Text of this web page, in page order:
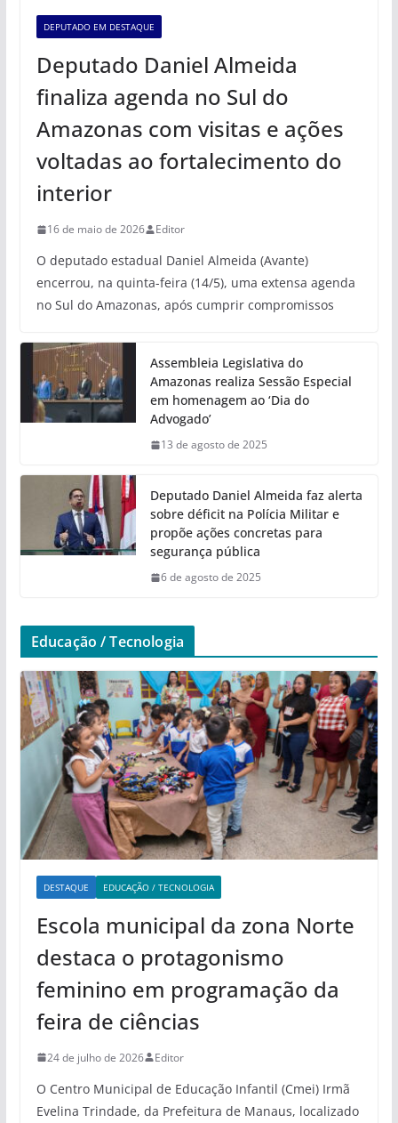
DEPUTADO EM DESTAQUE
Deputado Daniel Almeida
finaliza agenda no Sul do
Amazonas com visitas e ações
voltadas ao fortalecimento do
interior
16 de maio de 2026 Editor
O deputado estadual Daniel Almeida (Avante)
encerrou, na quinta-feira (14/5), uma extensa agenda
no Sul do Amazonas, após cumprir compromissos
Assembleia Legislativa do
Amazonas realiza Sessão Especial
em homenagem ao ‘Dia do
Advogado’
13 de agosto de 2025
Deputado Daniel Almeida faz alerta
sobre déficit na Polícia Militar e
propõe ações concretas para
segurança pública
6 de agosto de 2025
Educação / Tecnologia
DESTAQUE EDUCAÇÃO / TECNOLOGIA
Escola municipal da zona Norte
destaca o protagonismo
feminino em programação da
feira de ciências
24 de julho de 2026 Editor
O Centro Municipal de Educação Infantil (Cmei) Irmã
Evelina Trindade, da Prefeitura de Manaus, localizado